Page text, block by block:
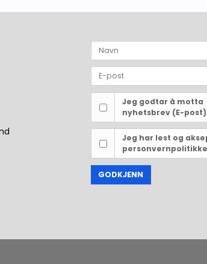
Jeg godtar å motta
nyhetsbrev (E-
Jeg har lest og
GODKJENN